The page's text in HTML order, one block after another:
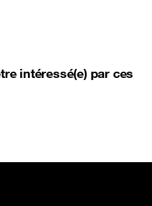
intéressé(e) par ces